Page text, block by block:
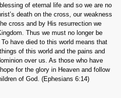
of eternal life and so we are no
death on the cross, our weakness
cross and by His resurrection we
Thus we must no longer be
have died to this world means that
of this world and the pains and
over us. As those who have
for the glory in Heaven and follow
of God. (Ephesians 6:14)